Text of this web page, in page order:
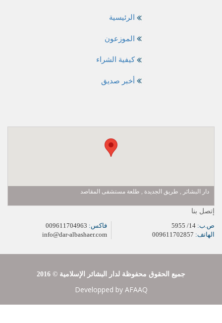
الرئيسية
الموزعون
كيفية الشراء
أخبر صديق
دار البشائر , طريق الجديدة , طلعة مستشفى المقاصد
إتصل بنا
ص.ب:
الهاتف:
فاكس:
info@dar-albashaer.com
2016 © جميع الحقوق محفوظة لدار البشائر الإسلامية
Developped by AFAAQ